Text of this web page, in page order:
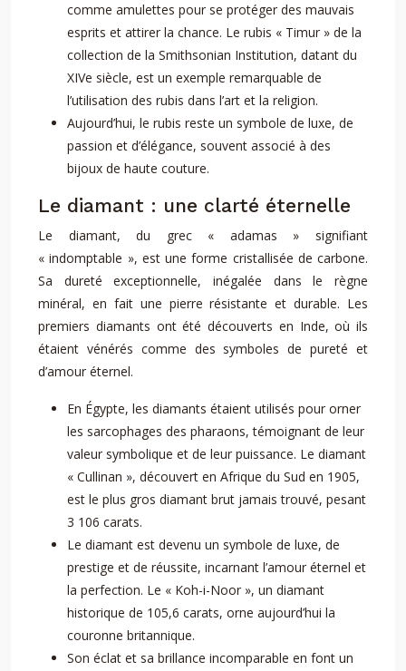
comme amulettes pour se protéger des mauvais
esprits et attirer la chance. Le rubis « Timur » de la
collection de la Smithsonian Institution, datant du
XIVe siècle, est un exemple remarquable de
l’utilisation des rubis dans l’art et la religion.
Aujourd’hui, le rubis reste un symbole de luxe, de
passion et d’élégance, souvent associé à des
bijoux de haute couture.
Le diamant : une clarté éternelle
Le diamant, du grec « adamas » signifiant
« indomptable », est une forme cristallisée de carbone.
Sa dureté exceptionnelle, inégalée dans le règne
minéral, en fait une pierre résistante et durable. Les
premiers diamants ont été découverts en Inde, où ils
étaient vénérés comme des symboles de pureté et
d’amour éternel.
En Égypte, les diamants étaient utilisés pour orner
les sarcophages des pharaons, témoignant de leur
valeur symbolique et de leur puissance. Le diamant
« Cullinan », découvert en Afrique du Sud en 1905,
est le plus gros diamant brut jamais trouvé, pesant
3 106 carats.
Le diamant est devenu un symbole de luxe, de
prestige et de réussite, incarnant l’amour éternel et
la perfection. Le « Koh-i-Noor », un diamant
historique de 105,6 carats, orne aujourd’hui la
couronne britannique.
Son éclat et sa brillance incomparable en font un